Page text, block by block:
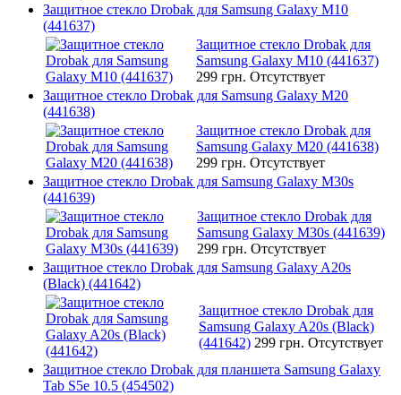
Защитное стекло Drobak для Samsung Galaxy M10
(441637)
Защитное стекло Drobak для
Samsung Galaxy M10 (441637)
299 грн. Отсутствует
Защитное стекло Drobak для Samsung Galaxy M20
(441638)
Защитное стекло Drobak для
Samsung Galaxy M20 (441638)
299 грн. Отсутствует
Защитное стекло Drobak для Samsung Galaxy M30s
(441639)
Защитное стекло Drobak для
Samsung Galaxy M30s (441639)
299 грн. Отсутствует
Защитное стекло Drobak для Samsung Galaxy A20s
(Black) (441642)
Защитное стекло Drobak для
Samsung Galaxy A20s (Black)
(441642) 299 грн. Отсутствует
Защитное стекло Drobak для планшета Samsung Galaxy
Tab S5e 10.5 (454502)